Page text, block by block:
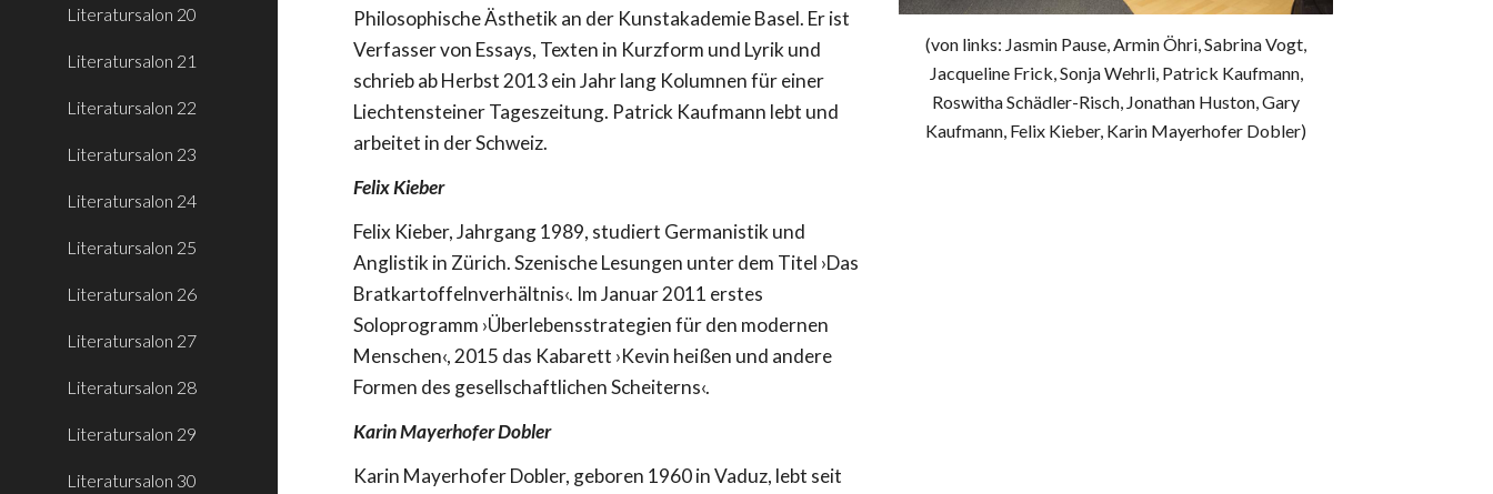
Literatursalon 20
Literatursalon 21
Literatursalon 22
Literatursalon 23
Literatursalon 24
Literatursalon 25
Literatursalon 26
Literatursalon 27
Literatursalon 28
Literatursalon 29
Literatursalon 30
Philosophische Ästhetik an der Kunstakademie Basel. Er ist
Verfasser von Essays, Texten in Kurzform und Lyrik und
schrieb ab Herbst 2013 ein Jahr lang Kolumnen für einer
Liechtensteiner Tageszeitung. Patrick Kaufmann lebt und
arbeitet in der Schweiz.
Felix Kieber
Felix Kieber, Jahrgang 1989, studiert Germanistik und
Anglistik in Zürich. Szenische Lesungen unter dem Titel ›Das
Bratkartoffelnverhältnis‹. Im Januar 2011 erstes
Soloprogramm ›Überlebensstrategien für den modernen
Menschen‹, 2015 das Kabarett ›Kevin heißen und andere
Formen des gesellschaftlichen Scheiterns‹.
Karin Mayerhofer Dobler
Karin Mayerhofer Dobler, geboren 1960 in Vaduz, lebt seit
(von links: Jasmin Pause, Armin Öhri, Sabrina Vogt,
Jacqueline Frick, Sonja Wehrli, Patrick Kaufmann,
Roswitha Schädler-Risch, Jonathan Huston, Gary
Kaufmann, Felix Kieber, Karin Mayerhofer Dobler)